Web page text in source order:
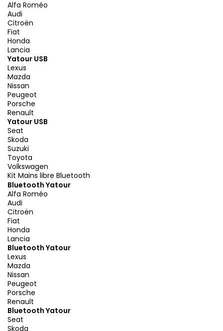
Alfa Roméo
Audi
Citroën
Fiat
Honda
Lancia
Yatour USB
Lexus
Mazda
Nissan
Peugeot
Porsche
Renault
Yatour USB
Seat
Skoda
Suzuki
Toyota
Volkswagen
Kit Mains libre Bluetooth
Bluetooth Yatour
Alfa Roméo
Audi
Citroën
Fiat
Honda
Lancia
Bluetooth Yatour
Lexus
Mazda
Nissan
Peugeot
Porsche
Renault
Bluetooth Yatour
Seat
Skoda